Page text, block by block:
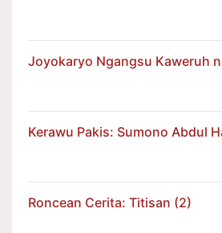
Joyokaryo Ngangsu Kaweruh
Kerawu Pakis: Sumono Abdul
Roncean Cerita: Titisan (2)